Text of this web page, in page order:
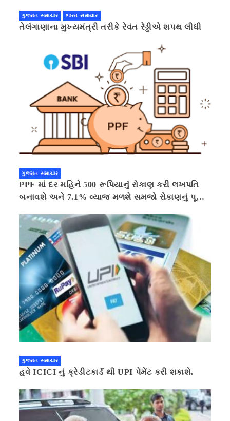
ગુજરાત સમાચાર ભારત સમાચાર
તેલંગાણાના મુખ્યમંત્રી તરીકે રેવંત રેડ્ડીએ શપથ લીધી
ગુજરાત સમાચાર
PPF માં દર મહિને 500 રૂપિયાનું રોકાણ કરી લખપતિ
બનાવશે અને 7.1% વ્યાજ મળશે સમજો રોકાણનું પૂરું
ગુજરાત સમાચાર
હવે ICICI નું ક્રેડીટકાર્ડ થી UPI પેમેંટ કરી શકાશે.